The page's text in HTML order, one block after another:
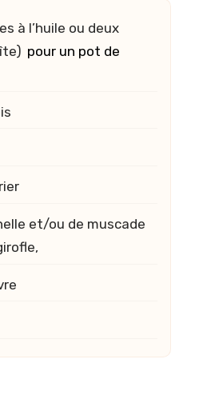
à l’huile ou deux
pour un pot de
et/ou de muscade